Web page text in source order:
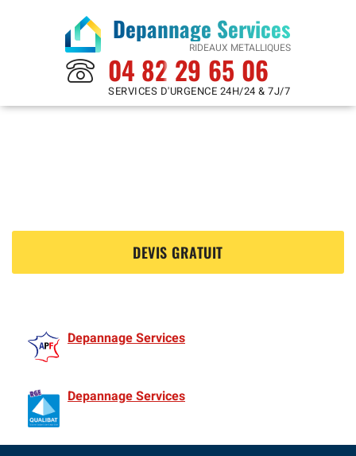
Depannage Services
RIDEAUX METALLIQUES
04 82 29 65 06
SERVICES D'URGENCE 24H/24 & 7J/7
DEVIS GRATUIT
Depannage Services
Depannage Services